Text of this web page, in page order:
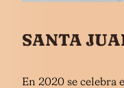
SANTA
En 2020 se celebra